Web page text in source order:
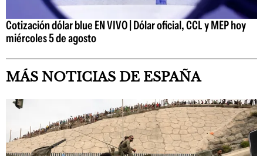
Cotización dólar blue EN VIVO | Dólar oficial, CCL y MEP hoy
miércoles 5 de agosto
MÁS NOTICIAS DE ESPAÑA